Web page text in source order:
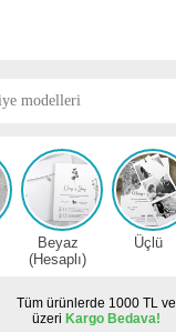
Beyaz
(Hesaplı)
Üçlü
Tüm ürünlerde 1000 TL ve
üzeri Kargo Bedava!